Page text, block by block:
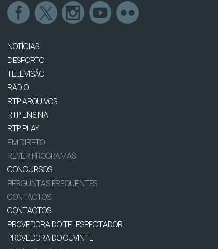
NOTÍCIAS
DESPORTO
TELEVISÃO
RÁDIO
RTP ARQUIVOS
RTP ENSINA
RTP PLAY
EM DIRETO
REVER PROGRAMAS
CONCURSOS
PERGUNTAS FREQUENTES
CONTACTOS
CONTACTOS
PROVEDORA DO TELESPECTADOR
PROVEDORA DO OUVINTE